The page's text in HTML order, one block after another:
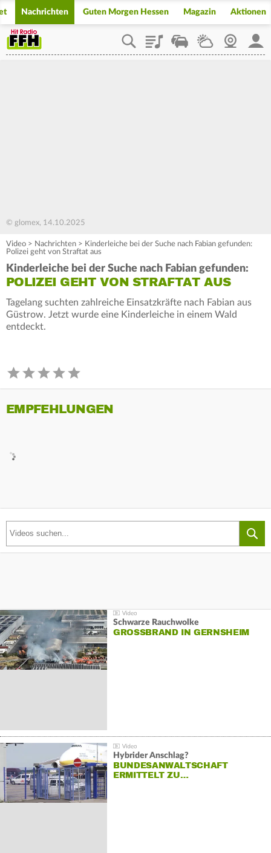
Nachrichten Guten Morgen Hessen Magazin Aktionen
PlaylistStaupilotWetterWebcam
© glomex, 14.10.2025
Video > Nachrichten > Kinderleiche bei der Suche nach Fabian gefunden:
Polizei geht von Straftat aus
Kinderleiche bei der Suche nach Fabian gefunden:
POLIZEI GEHT VON STRAFTAT AUS
Tagelang suchten zahlreiche Einsatzkräfte nach Fabian aus
Güstrow. Jetzt wurde eine Kinderleiche in einem Wald
entdeckt.
EMPFEHLUNGEN
Schwarze Rauchwolke
GROSSBRAND IN GERNSHEIM
Hybrider Anschlag?
BUNDESANWALTSCHAFT
ERMITTELT ZU…